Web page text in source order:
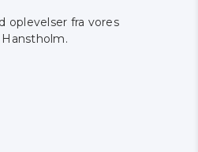
oplevelser fra vores